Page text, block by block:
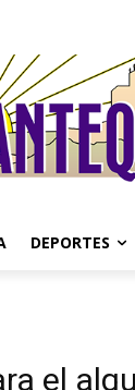
DEPORTES
el